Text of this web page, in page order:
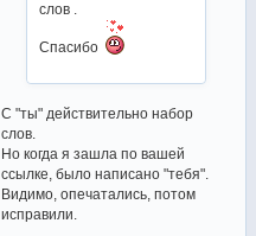
слов .
Спасибо
С "ты" действительно набор
слов.
Но когда я зашла по вашей
ссылке, было написано "тебя".
Видимо, опечатались, потом
исправили.